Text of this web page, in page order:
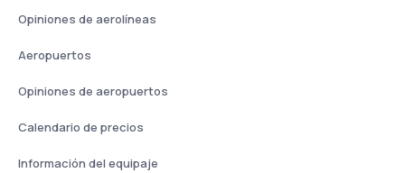
Opiniones de aerolíneas
Aeropuertos
Opiniones de aeropuertos
Calendario de precios
Información del equipaje